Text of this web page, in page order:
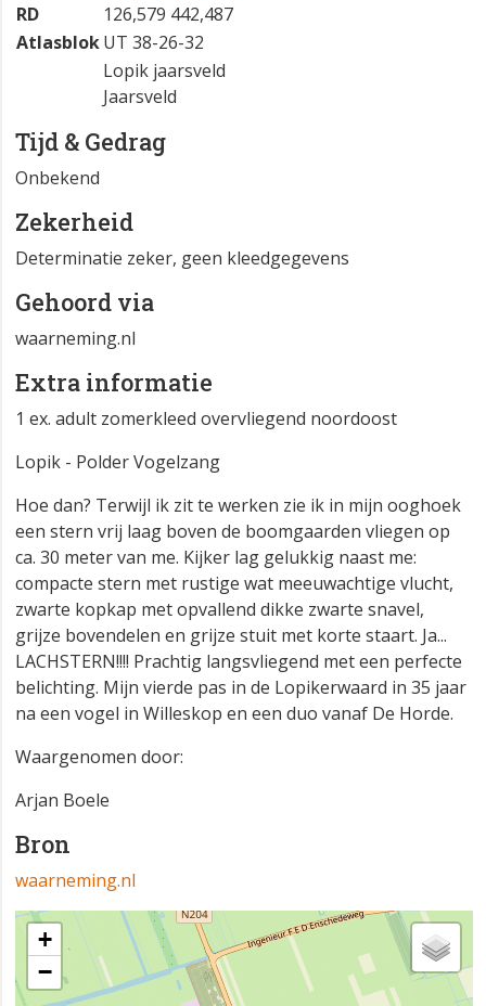
RD
126,579 442,487
AtlasblokUT 38-26-32
Lopik jaarsveld
Jaarsveld
Tijd & Gedrag
Onbekend
Zekerheid
Determinatie zeker, geen kleedgegevens
Gehoord via
waarneming.nl
Extra informatie
1 ex. adult zomerkleed overvliegend noordoost
Lopik - Polder Vogelzang
Hoe dan? Terwijl ik zit te werken zie ik in mijn ooghoek
een stern vrij laag boven de boomgaarden vliegen op
ca. 30 meter van me. Kijker lag gelukkig naast me:
compacte stern met rustige wat meeuwachtige vlucht,
zwarte kopkap met opvallend dikke zwarte snavel,
grijze bovendelen en grijze stuit met korte staart. Ja...
LACHSTERN!!!! Prachtig langsvliegend met een perfecte
belichting. Mijn vierde pas in de Lopikerwaard in 35 jaar
na een vogel in Willeskop en een duo vanaf De Horde.
Waargenomen door:
Arjan Boele
Bron
waarneming.nl
+
−